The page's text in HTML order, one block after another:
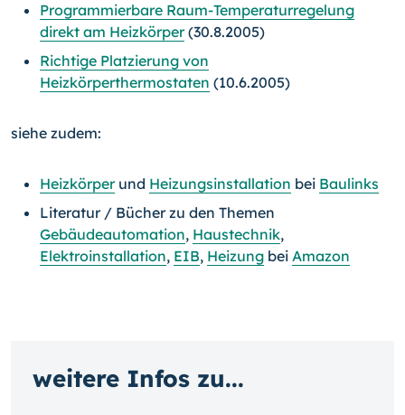
Programmierbare Raum-Temperaturregelung
direkt am Heizkörper(30.8.2005)
Richtige Platzierung von
Heizkörperthermostaten (10.6.2005)
siehe zudem:
Heizkörperund Heizungsinstallation bei Baulinks
Literatur / Bücher zu den Themen
Gebäudeautomation, Haustechnik,
Elektroinstallation, EIB, Heizung bei Amazon
weitere Infos zu...